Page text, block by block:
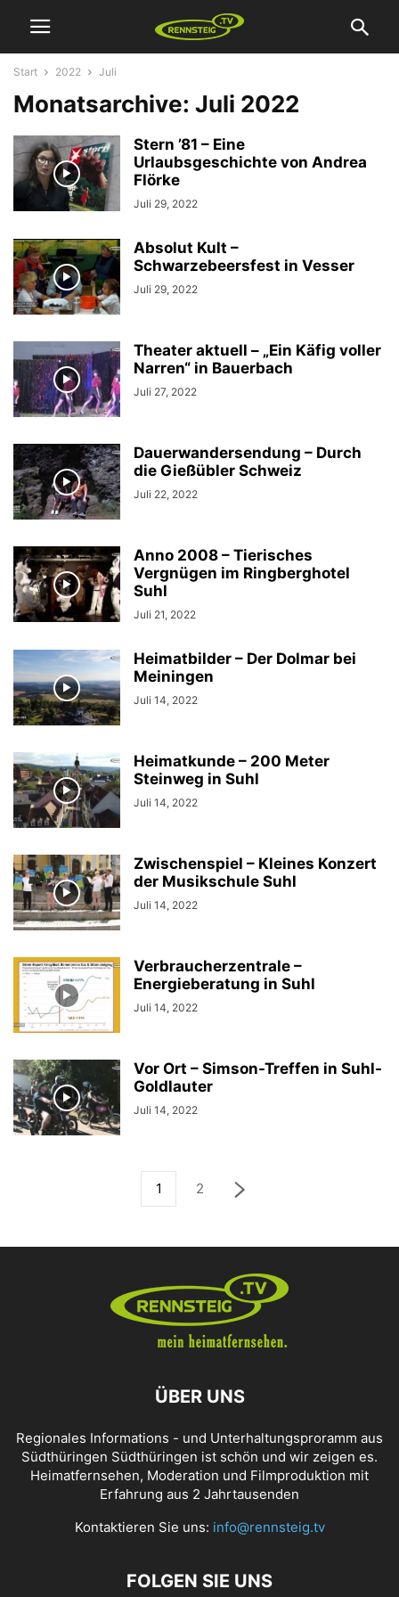
Start 2022 Juli
Monatsarchive: Juli 2022
Stern ’81 – Eine
Urlaubsgeschichte von Andrea
Flörke
Juli 29, 2022
Absolut Kult –
Schwarzebeersfest in Vesser
Juli 29, 2022
Theater aktuell – „Ein Käfig voller
Narren“ in Bauerbach
Juli 27, 2022
Dauerwandersendung – Durch
die Gießübler Schweiz
Juli 22, 2022
Anno 2008 – Tierisches
Vergnügen im Ringberghotel
Suhl
Juli 21, 2022
Heimatbilder – Der Dolmar bei
Meiningen
Juli 14, 2022
Heimatkunde – 200 Meter
Steinweg in Suhl
Juli 14, 2022
Zwischenspiel – Kleines Konzert
der Musikschule Suhl
Juli 14, 2022
Verbraucherzentrale –
Energieberatung in Suhl
Juli 14, 2022
Vor Ort – Simson-Treffen in Suhl-
Goldlauter
Juli 14, 2022
1 2
ÜBER UNS
Regionales Informations - und Unterhaltungsproramm aus
Südthüringen Südthüringen ist schön und wir zeigen es.
Heimatfernsehen, Moderation und Filmproduktion mit
Erfahrung aus 2 Jahrtausenden
Kontaktieren Sie uns: info@rennsteig.tv
FOLGEN SIE UNS